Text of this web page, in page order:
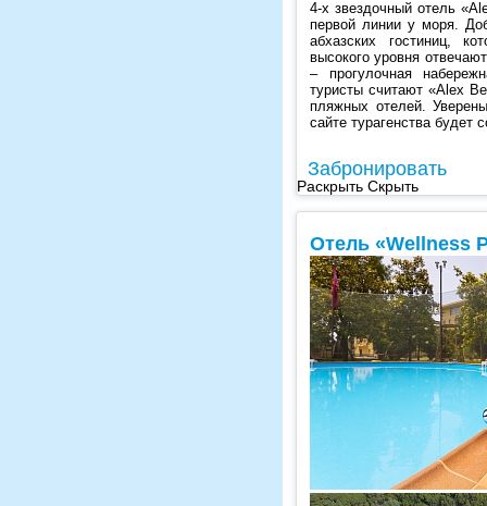
4-х звездочный отель
первой линии у моря.
абхазских гостиниц,
высокого уровня
– прогулочная
туристы считают «Alex
пляжных отелей.
сайте турагенства будет
Забронировать
Раскрыть Скрыть
Отель «Wellness